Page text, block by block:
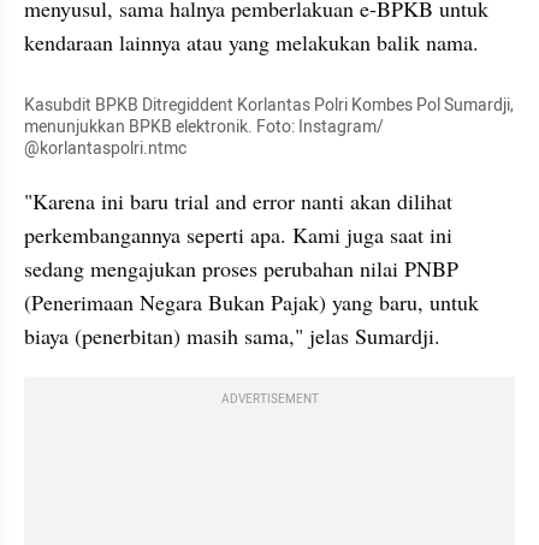
menyusul, sama halnya pemberlakuan e-BPKB untuk
kendaraan lainnya atau yang melakukan balik nama.
Kasubdit BPKB Ditregiddent Korlantas Polri Kombes Pol Sumardji,
menunjukkan BPKB elektronik. Foto: Instagram/
@korlantaspolri.ntmc
"Karena ini baru trial and error nanti akan dilihat
perkembangannya seperti apa. Kami juga saat ini
sedang mengajukan proses perubahan nilai PNBP
(Penerimaan Negara Bukan Pajak) yang baru, untuk
biaya (penerbitan) masih sama," jelas Sumardji.
ADVERTISEMENT